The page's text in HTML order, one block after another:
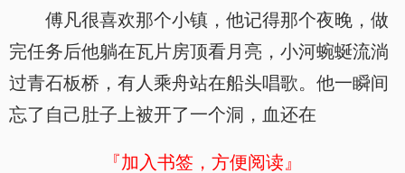
傅凡很喜欢那个小镇，他记得那个夜晚，做
完任务后他躺在瓦片房顶看月亮，小河蜿蜒流淌
过青石板桥，有人乘舟站在船头唱歌。他一瞬间
忘了自己肚子上被开了一个洞，血还在
『加入书签，方便阅读』